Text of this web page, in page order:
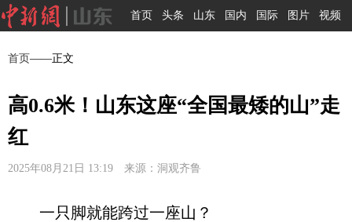
首页 头条 山东 国内 国际 图片 视频
首页——正文
高0.6米！山东这座“全国最矮的山”走
红
2025年08月21日 13:19 来源：洞观齐鲁
一只脚就能跨过一座山？